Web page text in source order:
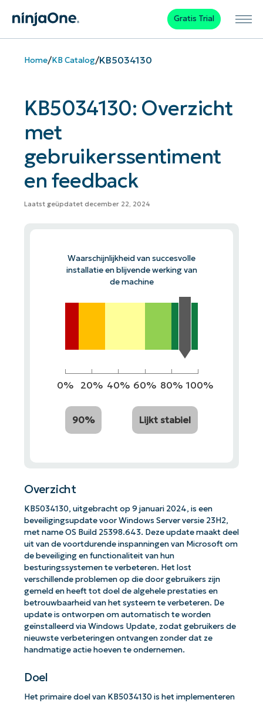
Gratis Trial
Home/KB Catalog/KB5034130
KB5034130: Overzicht
met
gebruikerssentiment
en feedback
Laatst geüpdatet december 22, 2024
Waarschijnlijkheid van succesvolle
installatie en blijvende werking van
de machine
0% 20% 40% 60% 80% 100%
90% Lijkt stabiel
Overzicht
KB5034130, uitgebracht op 9 januari 2024, is een
beveiligingsupdate voor Windows Server versie 23H2,
met name OS Build 25398.643. Deze update maakt deel
uit van de voortdurende inspanningen van Microsoft om
de beveiliging en functionaliteit van hun
besturingssystemen te verbeteren. Het lost
verschillende problemen op die door gebruikers zijn
gemeld en heeft tot doel de algehele prestaties en
betrouwbaarheid van het systeem te verbeteren. De
update is ontworpen om automatisch te worden
geïnstalleerd via Windows Update, zodat gebruikers de
nieuwste verbeteringen ontvangen zonder dat ze
handmatige actie hoeven te ondernemen.
Doel
Het primaire doel van KB5034130 is het implementeren